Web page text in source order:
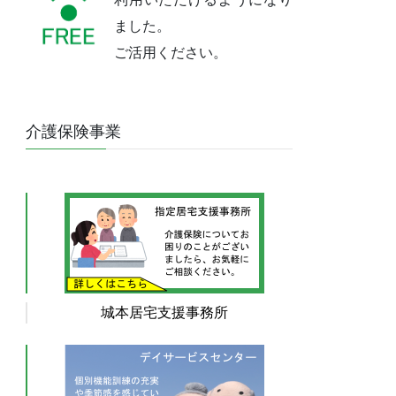
ました。
ご活用ください。
介護保険事業
城本居宅支援事務所